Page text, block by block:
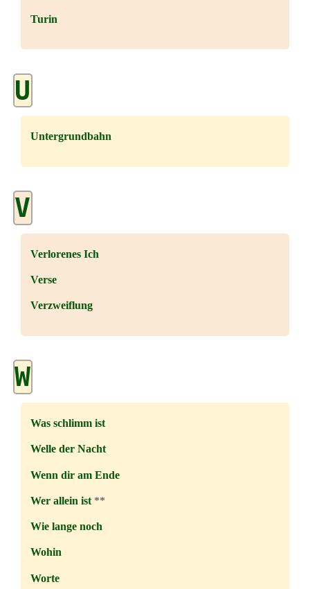
Turin
U
Untergrundbahn
V
Verlorenes Ich
Verse
Verzweiflung
W
Was schlimm ist
Welle der Nacht
Wenn dir am Ende
Wer allein ist**
Wie lange noch
Wohin
Worte